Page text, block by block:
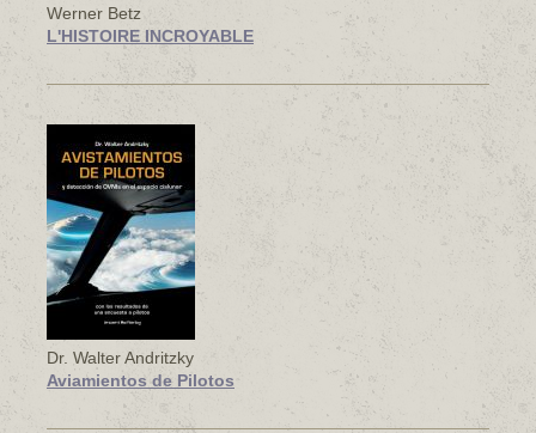
Werner Betz
L'HISTOIRE INCROYABLE
Dr. Walter Andritzky
Aviamientos de Pilotos